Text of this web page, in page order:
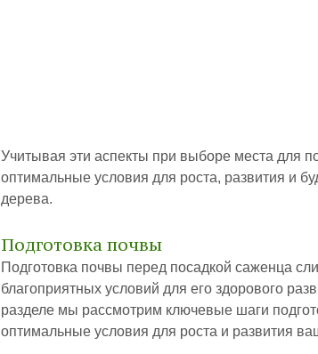
Учитывая эти аспекты при выборе места для
оптимальные условия для роста, развития и
дерева.
Подготовка почвы
Подготовка почвы перед посадкой саженца
благоприятных условий для его здорового
разделе мы рассмотрим ключевые шаги
оптимальные условия для роста и развития